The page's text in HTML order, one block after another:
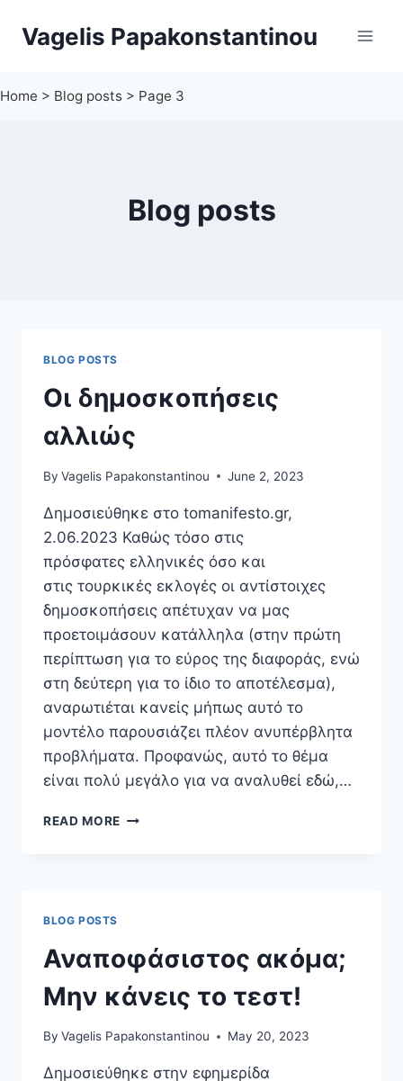
Vagelis Papakonstantinou
Home > Blog posts > Page 3
Blog posts
BLOG POSTS
Οι δημοσκοπήσεις
αλλιώς
By Vagelis Papakonstantinou June 2, 2023
Δημοσιεύθηκε στο tomanifesto.gr,
2.06.2023 Καθώς τόσο στις
πρόσφατες ελληνικές όσο και
στις τουρκικές εκλογές οι αντίστοιχες
δημοσκοπήσεις απέτυχαν να μας
προετοιμάσουν κατάλληλα (στην πρώτη
περίπτωση για το εύρος της διαφοράς, ενώ
στη δεύτερη για το ίδιο το αποτέλεσμα),
αναρωτιέται κανείς μήπως αυτό το
μοντέλο παρουσιάζει πλέον ανυπέρβλητα
προβλήματα. Προφανώς, αυτό το θέμα
είναι πολύ μεγάλο για να αναλυθεί εδώ,…
READ MORE
BLOG POSTS
Αναποφάσιστος ακόμα;
Μην κάνεις το τεστ!
By Vagelis Papakonstantinou May 20, 2023
Δημοσιεύθηκε στην εφημερίδα